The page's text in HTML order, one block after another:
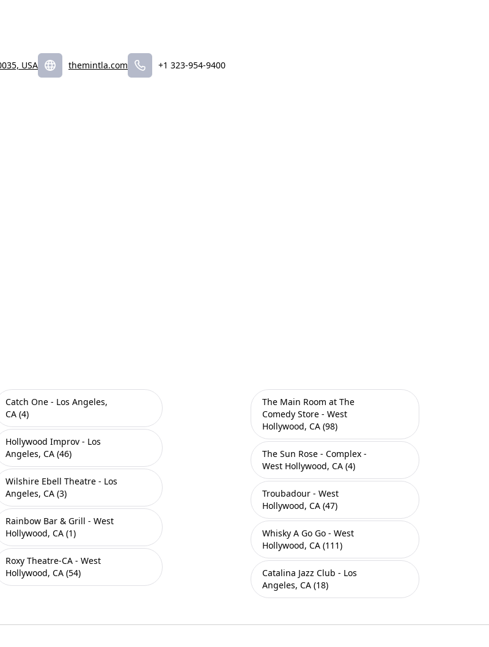
USA themintla.com +1 323-954-9400
Catch One - Los Angeles,
CA (4)
Hollywood Improv - Los
Angeles, CA (46)
Wilshire Ebell Theatre - Los
Angeles, CA (3)
Rainbow Bar & Grill - West
Hollywood, CA (1)
Roxy Theatre-CA - West
Hollywood, CA (54)
The Main Room at The
Comedy Store - West
Hollywood, CA (98)
The Sun Rose - Complex -
West Hollywood, CA (4)
Troubadour - West
Hollywood, CA (47)
Whisky A Go Go - West
Hollywood, CA (111)
Catalina Jazz Club - Los
Angeles, CA (18)